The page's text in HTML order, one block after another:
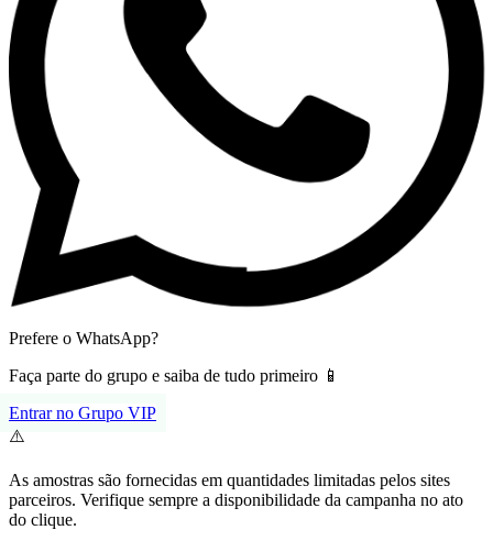
Prefere o WhatsApp?
Faça parte do grupo e saiba de tudo primeiro 📱
Entrar no Grupo VIP
⚠️
As amostras são fornecidas em quantidades limitadas pelos sites
parceiros. Verifique sempre a disponibilidade da campanha no ato
do clique.